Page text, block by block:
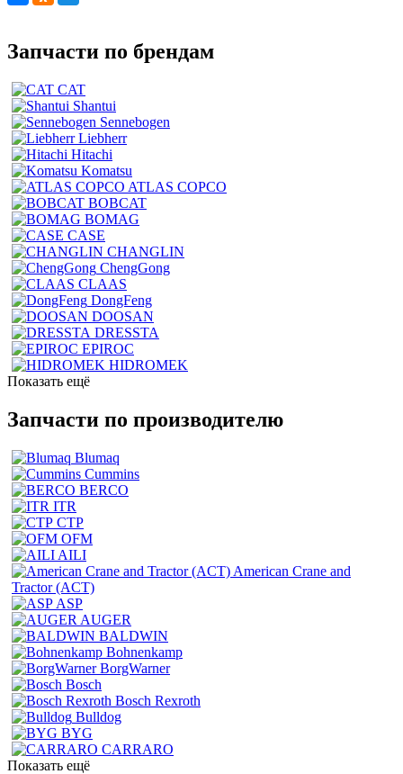
Запчасти по брендам
CAT
Shantui
Sennebogen
Liebherr
Hitachi
Komatsu
ATLAS COPCO
BOBCAT
BOMAG
CASE
CHANGLIN
ChengGong
CLAAS
DongFeng
DOOSAN
DRESSTA
EPIROC
HIDROMEK
Показать ещё
Запчасти по производителю
Blumaq
Cummins
BERCO
ITR
CTP
OFM
AILI
American Crane and
Tractor (ACT)
ASP
AUGER
BALDWIN
Bohnenkamp
BorgWarner
Bosch
Bosch Rexroth
Bulldog
BYG
CARRARO
Показать ещё